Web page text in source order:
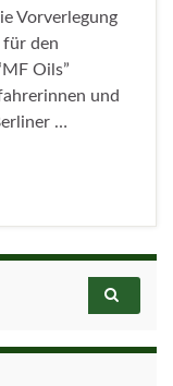
Vorverlegung
den
Oils”
und
…